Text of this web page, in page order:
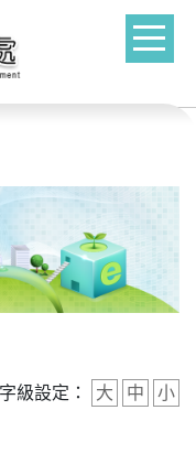
字級設定： 大 中 小